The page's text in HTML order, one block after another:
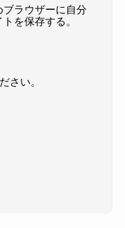
ブラウザーに自分
を保存する。
さい。